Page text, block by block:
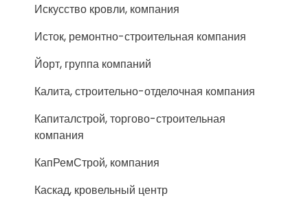
Искусство кровли, компания
Исток, ремонтно-строительная компания
Йорт, группа компаний
Калита, строительно-отделочная компания
Капиталстрой, торгово-строительная
компания
КапРемСтрой, компания
Каскад, кровельный центр